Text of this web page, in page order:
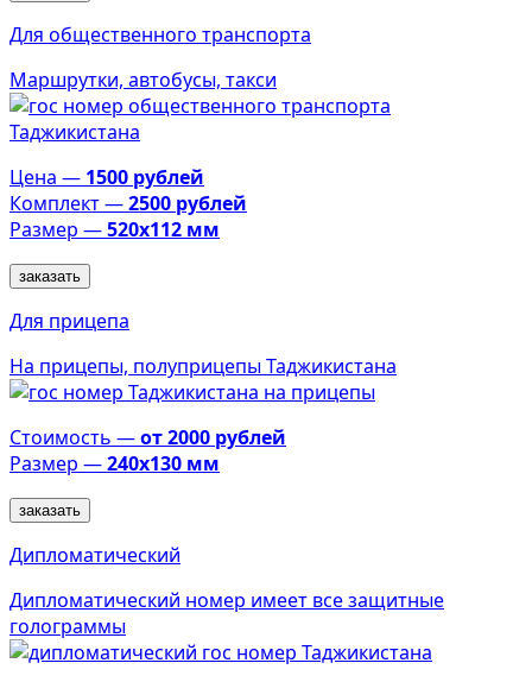
Для общественного транспорта
Маршрутки, автобусы, такси
Цена — 1500 рублей
Комплект —2500 рублей
Размер —520х112 мм
заказать
Для прицепа
На прицепы, полуприцепы Таджикистана
Стоимость —от 2000 рублей
Размер —240х130 мм
заказать
Дипломатический
Дипломатический номер имеет все защитные
голограммы